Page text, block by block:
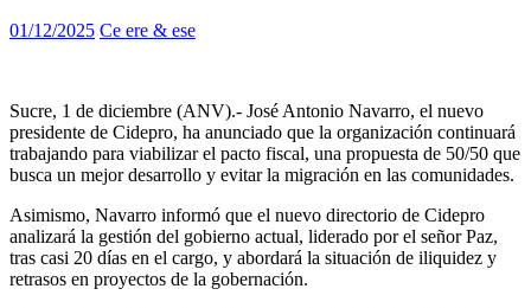
01/12/2025 Ce ere & ese
Sucre, 1 de diciembre (ANV).- José Antonio Navarro, el nuevo
presidente de Cidepro, ha anunciado que la organización continuará
trabajando para viabilizar el pacto fiscal, una propuesta de 50/50 que
busca un mejor desarrollo y evitar la migración en las comunidades.
Asimismo, Navarro informó que el nuevo directorio de Cidepro
analizará la gestión del gobierno actual, liderado por el señor Paz,
tras casi 20 días en el cargo, y abordará la situación de iliquidez y
retrasos en proyectos de la gobernación.